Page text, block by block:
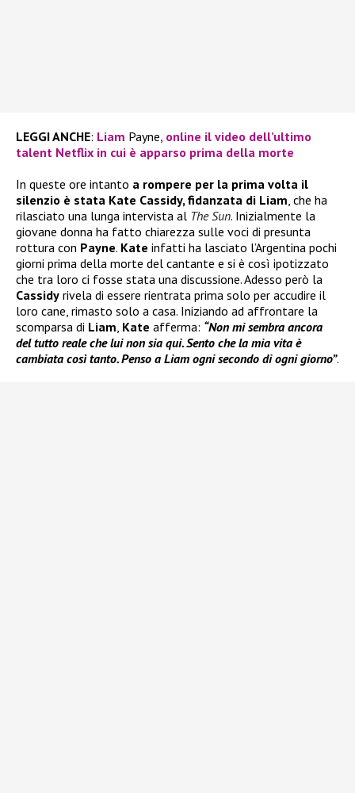
LEGGI ANCHE: Liam Payne, online il video dell’ultimo
talent Netflix in cui è apparso prima della morte
In queste ore intanto a rompere per la prima volta il
silenzio è stata Kate Cassidy, fidanzata di Liam, che ha
rilasciato una lunga intervista al The Sun. Inizialmente la
giovane donna ha fatto chiarezza sulle voci di presunta
rottura con Payne. Kate infatti ha lasciato l’Argentina pochi
giorni prima della morte del cantante e si è così ipotizzato
che tra loro ci fosse stata una discussione. Adesso però la
Cassidy rivela di essere rientrata prima solo per accudire il
loro cane, rimasto solo a casa. Iniziando ad affrontare la
scomparsa di Liam, Kate afferma: “Non mi sembra ancora
del tutto reale che lui non sia qui. Sento che la mia vita è
cambiata così tanto. Penso a Liam ogni secondo di ogni giorno”.